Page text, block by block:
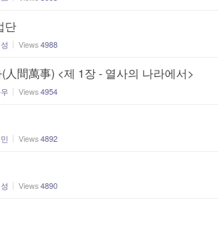
단
Views4988
人間萬事) <제 1장 - 열사의 나라에서>
Views4954
Views4892
Views4890